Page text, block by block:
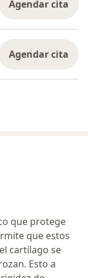
Agendar cita
Agendar cita
que protege
que estos
cartílago se
Esto a